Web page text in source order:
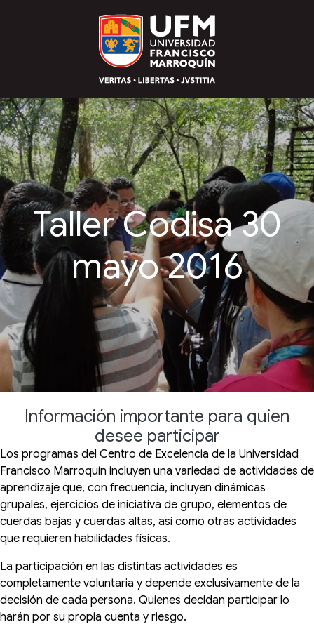
Taller Codisa 30
mayo 2016
Información importante para quien
desee participar
Los programas del Centro de Excelencia de la Universidad
Francisco Marroquín incluyen una variedad de actividades de
aprendizaje que, con frecuencia, incluyen dinámicas
grupales, ejercicios de iniciativa de grupo, elementos de
cuerdas bajas y cuerdas altas, así como otras actividades
que requieren habilidades físicas.
La participación en las distintas actividades es
completamente voluntaria y depende exclusivamente de la
decisión de cada persona. Quienes decidan participar lo
harán por su propia cuenta y riesgo.